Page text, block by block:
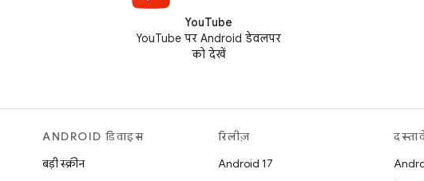
YouTube
YouTube पर Android डेवलपर
को देखें
ANDROID डिवाइस
बड़ी स्क्रीन
रिलीज़
Android 17